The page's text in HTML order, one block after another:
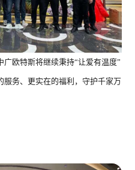
欧特斯将继续秉持“让爱有温度”
服务、更实在的福利，守护千家万